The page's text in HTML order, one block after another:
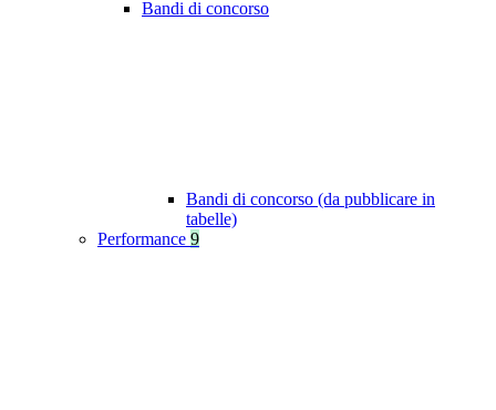
Bandi di concorso
Bandi di concorso (da pubblicare in
tabelle)
Performance 9